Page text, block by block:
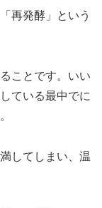
再発酵」という
ことです。いい
ている最中でに
してしまい、温